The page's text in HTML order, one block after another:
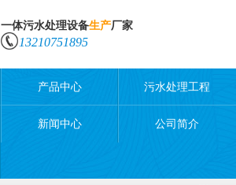
一体污水处理设备生产厂家
13210751895
产品中心 污水处理工程
新闻中心 公司简介